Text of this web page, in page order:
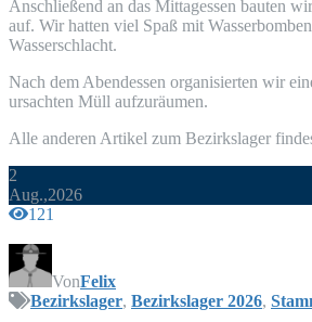
Anschlie­ßend an das Mit­tag­essen bau­ten
auf. Wir hat­ten viel Spaß mit
Wasserschlacht.
Nach dem Abend­essen orga­ni­sier­ten wir
ur­sach­ten Müll aufzuräumen.
Alle ande­ren Arti­kel zum Bezirks­la­ger
2
Aug.,2026
121
VonFelix
Bezirkslager, Bezirkslager 2026,